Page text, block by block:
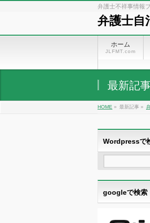
弁護士不祥事情報
弁護士自
ホーム
JLFMT.com
最新記事
HOME » 最新記事 »
Wordpressで
googleで検索